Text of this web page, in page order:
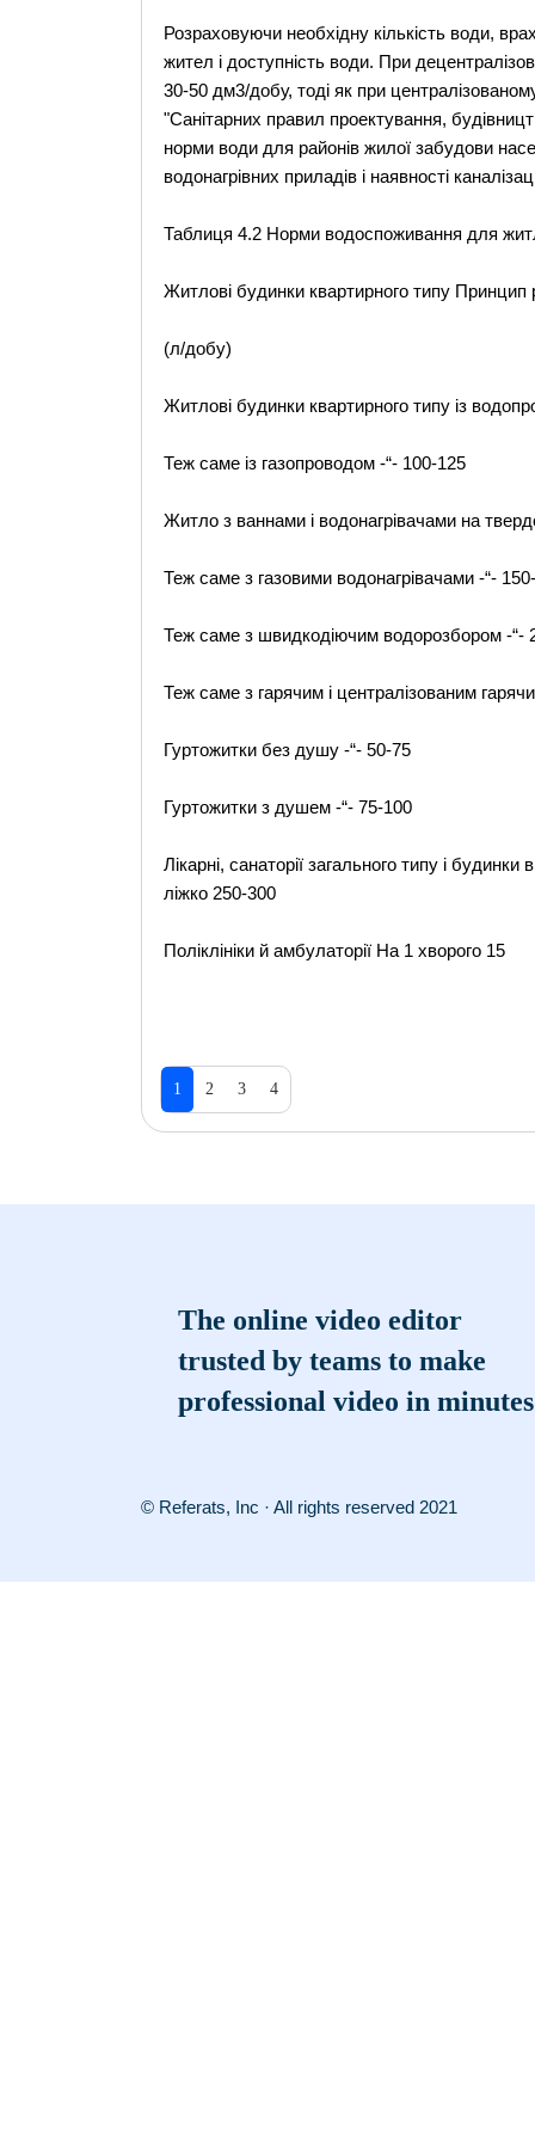
Розраховуючи необхідну кількість води,
жител і доступність води. При
30-50 дм3/добу, тоді як при
"Санітарних правил проектування,
норми води для районів жилої забудови
водонагрівних приладів і наявності
Таблиця 4.2 Норми водоспоживання для
Житлові будинки квартирного типу
(л/добу)
Житлові будинки квартирного типу із
Теж саме із газопроводом -“- 100-125
Житло з ваннами і водонагрівачами на
Теж саме з газовими водонагрівачами -“-
Теж саме з швидкодіючим водорозбором -“-
Теж саме з гарячим і централізованим
Гуртожитки без душу -“- 50-75
Гуртожитки з душем -“- 75-100
Лікарні, санаторії загального типу і
ліжко 250-300
Поліклініки й амбулаторії На 1 хворого 15
1 2 3 4
The online video editor
trusted by teams to make
professional video in minutes
© Referats, Inc · All rights reserved 2021